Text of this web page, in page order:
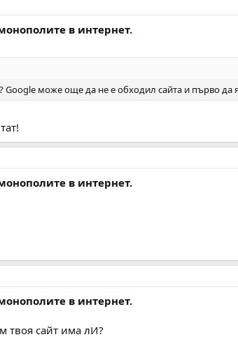
в интернет.
? Google може още да не е обходил сайта и първо да
в интернет.
в интернет.
твоя сайт има лИ?